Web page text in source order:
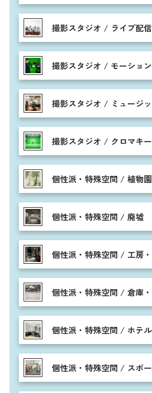
撮影スタジオ / ライブ配
撮影スタジオ / モーショ
撮影スタジオ / ミュージ
撮影スタジオ / クロマキ
個性派・特殊空間 / 植物園
個性派・特殊空間 / 廃墟
個性派・特殊空間 / 工房
個性派・特殊空間 / 倉庫
個性派・特殊空間 / ホテル
個性派・特殊空間 / スポ